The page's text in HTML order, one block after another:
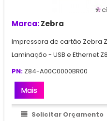
Marca:Zebra
Impressora de cartão Zebra
Laminação - USB e Ethernet
PN: Z84-A00C0000BR00
Mais
Solicitar Orçamento